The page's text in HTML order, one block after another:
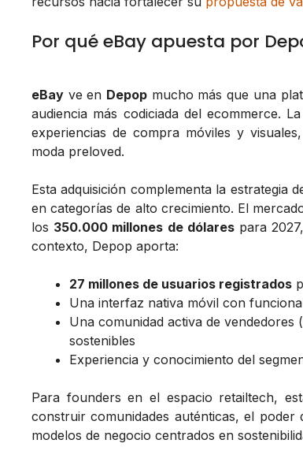
Por qué eBay apuesta por
eBay ve en Depop mucho más que una
audiencia más codiciada del ecommerce.
experiencias de compra móviles y
moda preloved.
Esta adquisición complementa la estrategia
en categorías de alto crecimiento. El
los 350.000 millones de dólarespara
contexto, Depop aporta:
27 millones de usuarios registrados
Una interfaz nativa móvil con
Una comunidad activa de
sostenibles
Experiencia y conocimiento del
Para founders en el espacio retailtech,
construir comunidades auténticas, el
modelos de negocio centrados en